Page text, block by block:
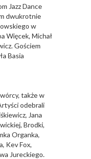
Jazz Dance
dwukrotnie
w
Więcek, Michał
Gościem
Basia
także w
odebrali
Jana
Brodki,
Organka,
Kev Fox,
Jureckiego.